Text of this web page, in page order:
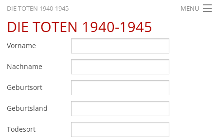
DIE TOTEN 1940-1945 MENU
STARTSEITE
AKTUELLES
AUSSTELLUNGEN
GESCHICHTE
BILDUNG
FORSCHUNG
DIE TOTEN 1940-1945
Vorname
Nachname
Geburtsort
Geburtsland
Todesort